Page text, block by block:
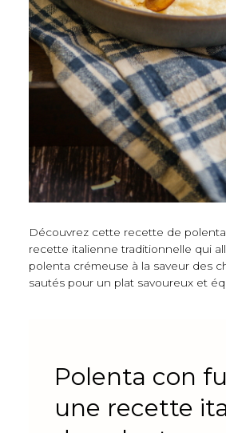
Découvrez cette recette de
recette italienne traditionnelle qui
polenta crémeuse à la saveur des
sautés pour un plat savoureux et
Polenta con
une recette